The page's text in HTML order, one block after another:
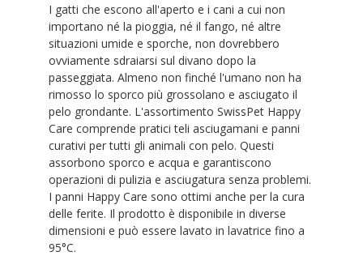
I gatti che escono all'aperto e i cani a cui non
importano né la pioggia, né il fango, né altre
situazioni umide e sporche, non dovrebbero
ovviamente sdraiarsi sul divano dopo la
passeggiata. Almeno non finché l'umano non ha
rimosso lo sporco più grossolano e asciugato il
pelo grondante. L'assortimento SwissPet Happy
Care comprende pratici teli asciugamani e panni
curativi per tutti gli animali con pelo. Questi
assorbono sporco e acqua e garantiscono
operazioni di pulizia e asciugatura senza problemi.
I panni Happy Care sono ottimi anche per la cura
delle ferite. Il prodotto è disponibile in diverse
dimensioni e può essere lavato in lavatrice fino a
95°C.